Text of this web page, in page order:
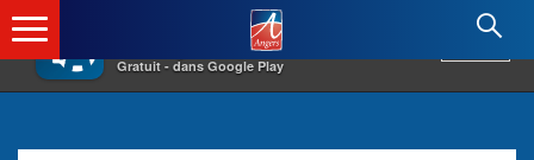
×
Gratuit - dans Google Play
Angers.fr : Retour à l'accueil